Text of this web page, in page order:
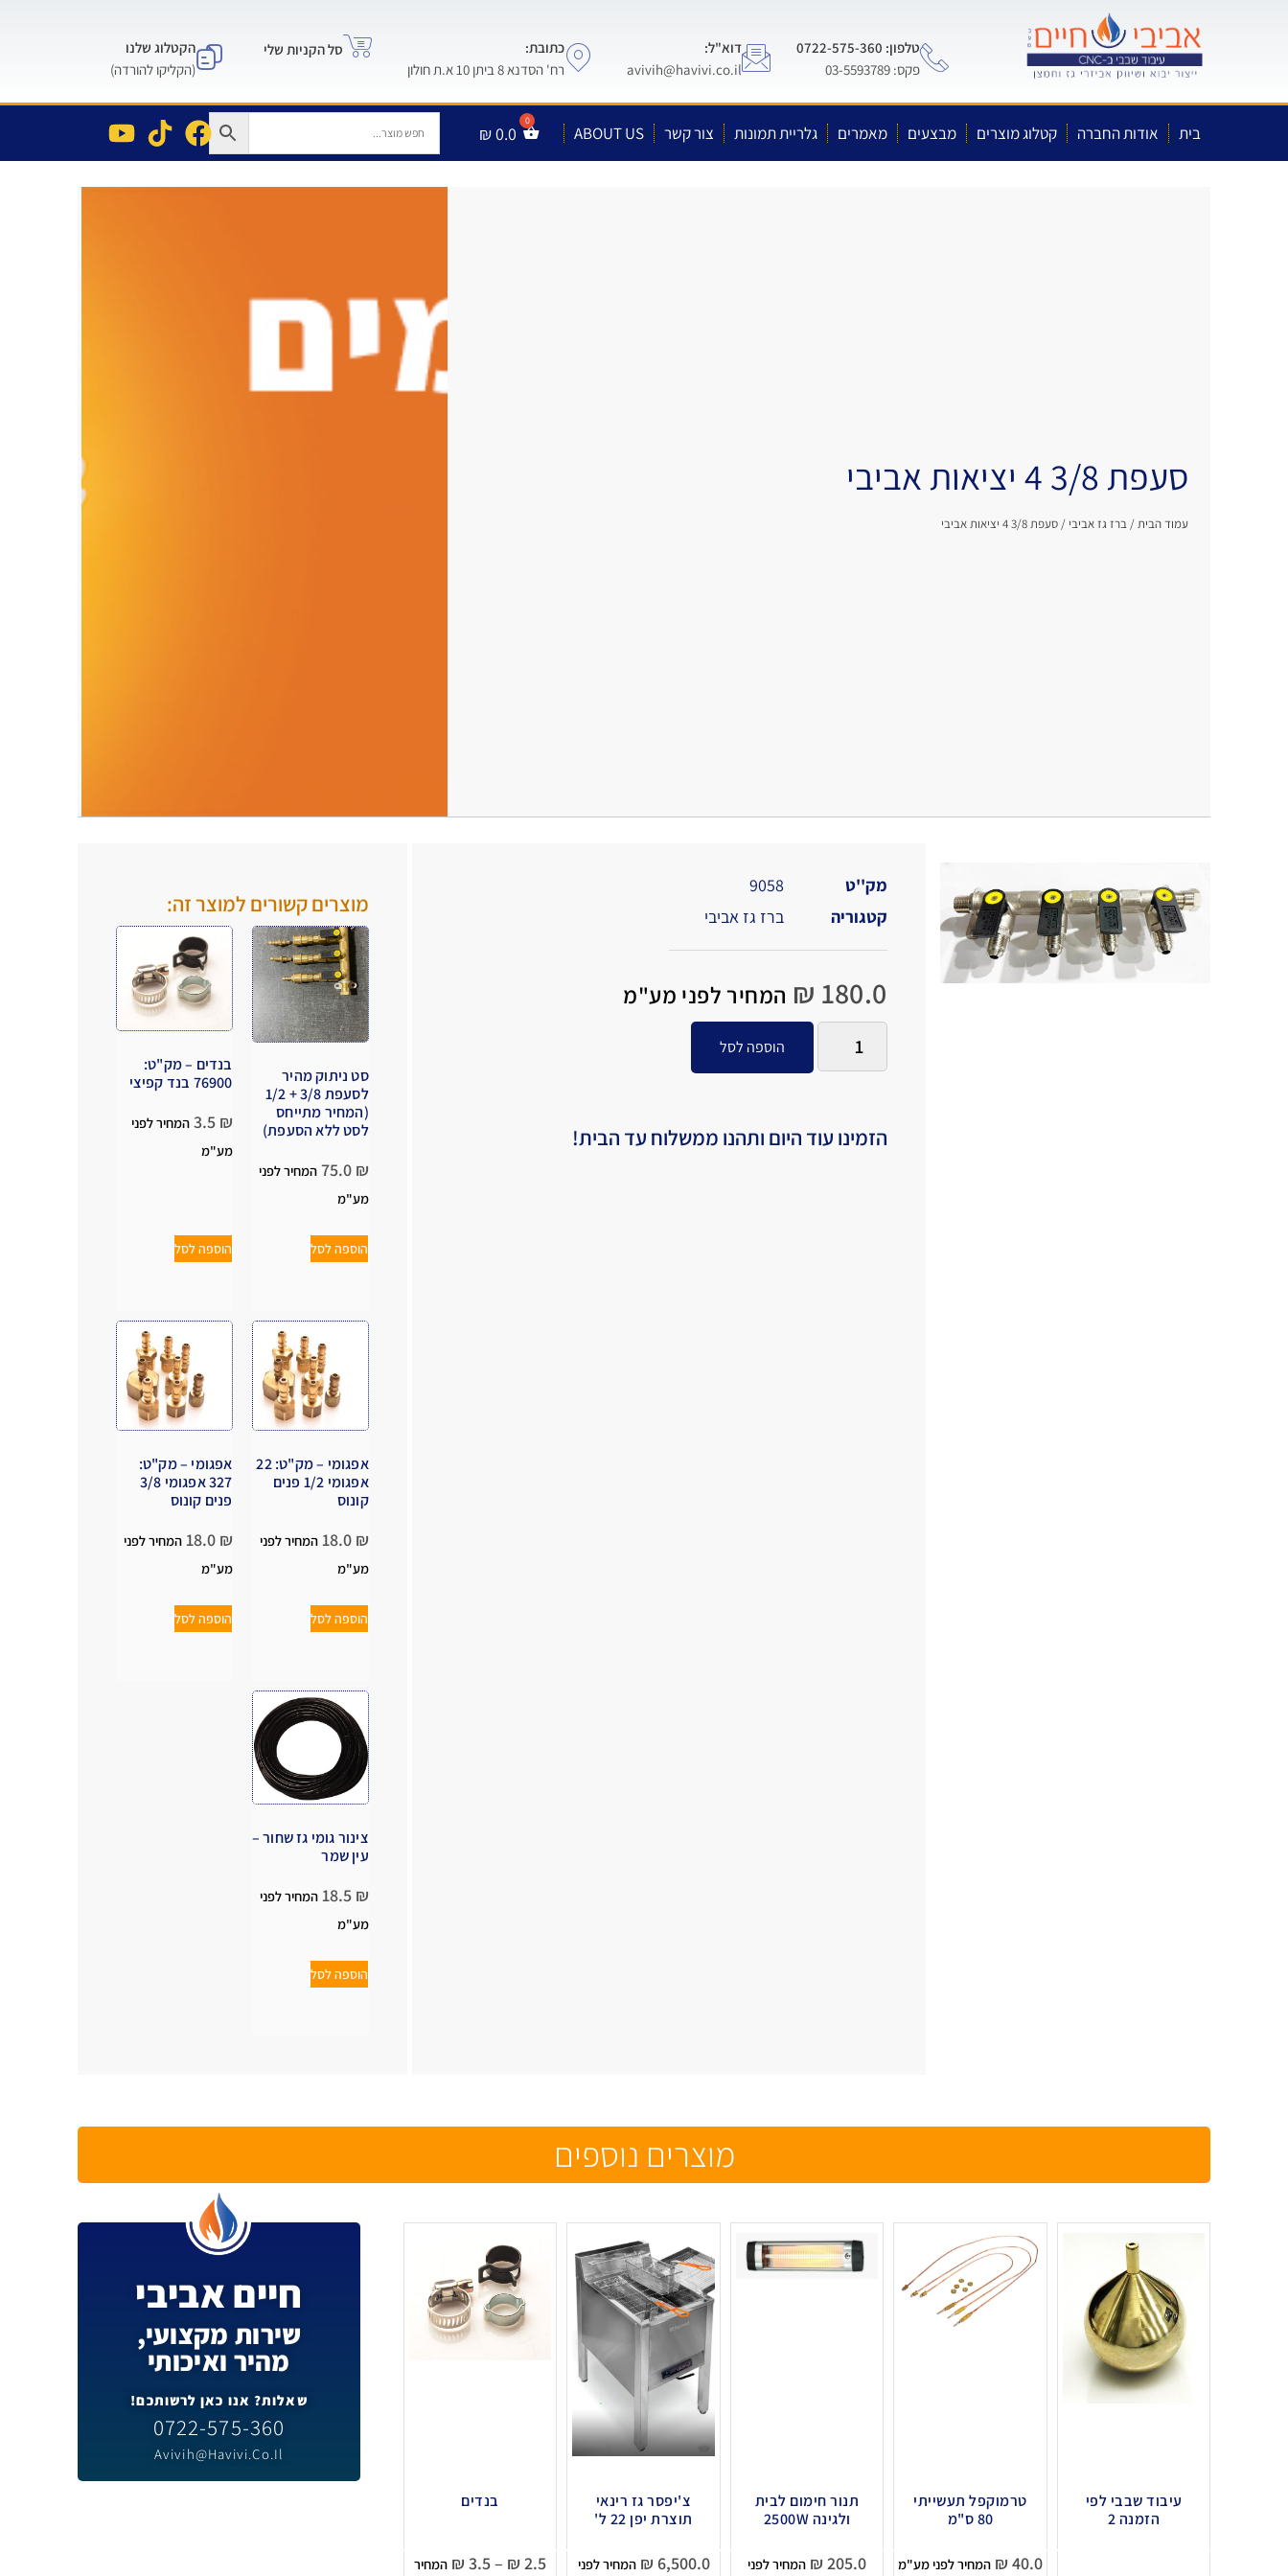
טלפון: 0722-575-360
פקס: 03-5593789
דוא"ל:
avivih@havivi.co.il
כתובת:
רח' הסדנא 8 ביתן 10 א.ת חולון
סל הקניות שלי
הקטלוג שלנו
(הקליקו להורדה)
בית אודות החברה קטלוג מוצרים מבצעים מאמרים גלריית תמונות צור קשר ABOUT US
₪0.0
סעפת 3/8 4 יציאות אביבי
עמוד הבית/ברז גז אביבי / סעפת 3/8 4 יציאות אביבי
מק''ט
9058
קטגוריה
ברז גז אביבי
₪ 180.0 המחיר לפני מע"מ
הוספה לסל
הזמינו עוד היום ותהנו ממשלוח עד הבית!
מוצרים קשורים למוצר זה:
סט ניתוק מהיר
לסעפת 3/8 + 1/2
(המחיר מתייחס
לסט ללא הסעפת)
₪
75.0
המחיר לפני
מע"מ
הוספה לסל
בנדים – מק"ט:
76900 בנד קפיצי
₪
3.5
המחיר לפני
מע"מ
הוספה לסל
אפגומי – מק"ט: 22
אפגומי 1/2 פנים
קונוס
₪
18.0
המחיר לפני
מע"מ
הוספה לסל
אפגומי – מק"ט:
327 אפגומי 3/8
פנים קונוס
₪
18.0
המחיר לפני
מע"מ
הוספה לסל
צינור גומי גז שחור –
עין שמר
₪
18.5
המחיר לפני
מע"מ
הוספה לסל
מוצרים נוספים
עיבוד שבבי לפי
הזמנה 2
טרמוקפל תעשייתי
80 ס"מ
₪ 40.0 המחיר לפני מע"מ
תנור חימום לבית
ולגינה 2500W
₪ 205.0
המחיר לפני
צ'יפסר גז רינאי
תוצרת יפן 22 ל'
₪ 6,500.0
המחיר לפני
בנדים
₪ 2.5
–
₪ 3.5
המחיר
חיים אביבי
שירות מקצועי,
מהיר ואיכותי
שאלות? אנו כאן לרשותכם!
0722-575-360
Avivih@havivi.co.il